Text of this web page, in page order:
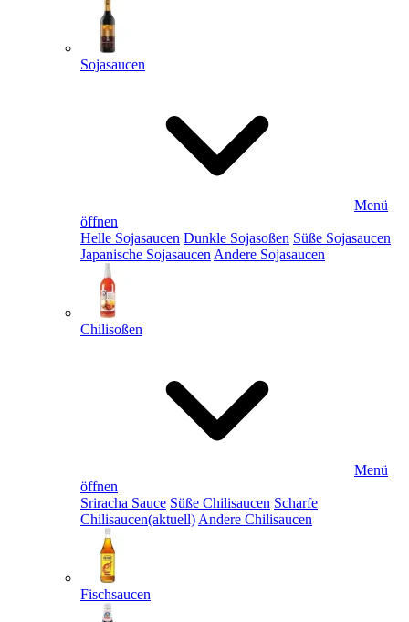
Sojasaucen
Menü
öffnen
Helle Sojasaucen Dunkle Sojasoßen Süße Sojasaucen
Japanische Sojasaucen Andere Sojasaucen
Chilisoßen
Menü
öffnen
Sriracha Sauce Süße Chilisaucen Scharfe
Chilisaucen(aktuell) Andere Chilisaucen
Fischsaucen